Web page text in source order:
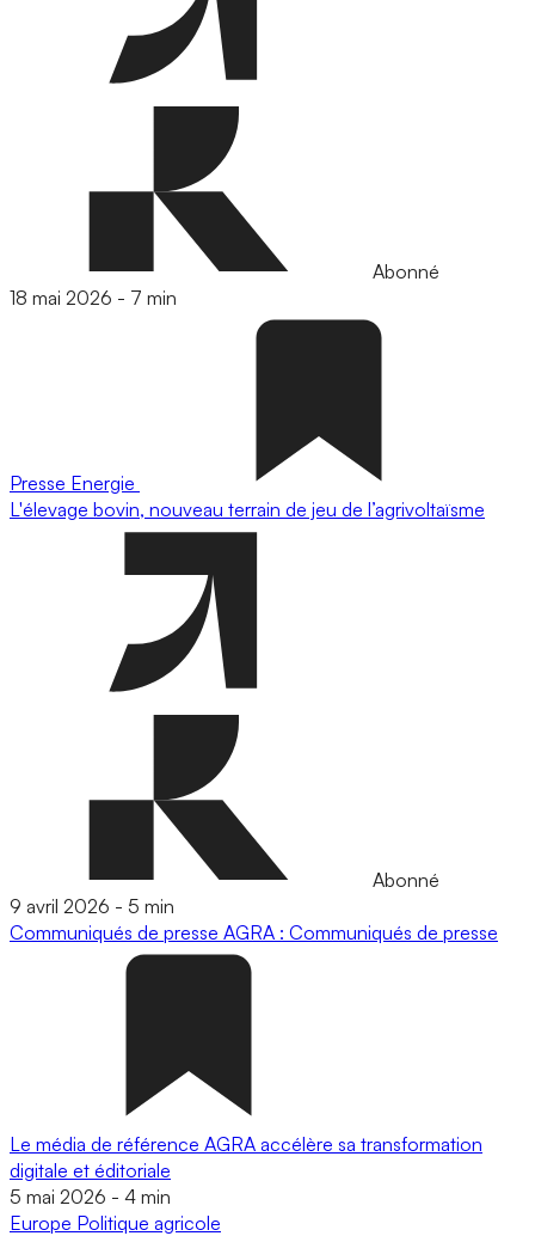
Abonné
18 mai 2026 - 7 min
Presse Energie
L'élevage bovin, nouveau terrain de jeu de l’agrivoltaïsme
Abonné
9 avril 2026 - 5 min
Communiqués de presse AGRA : Communiqués de presse
Le média de référence AGRA accélère sa transformation
digitale et éditoriale
5 mai 2026 - 4 min
Europe Politique agricole